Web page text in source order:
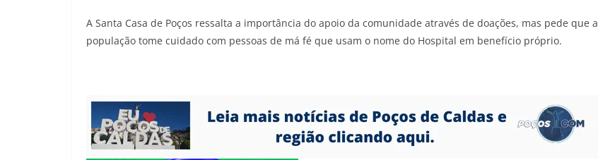
A Santa Casa de Poços ressalta a importância do apoio da comunidade através de doações, mas pede que a
população tome cuidado com pessoas de má fé que usam o nome do Hospital em benefício próprio.